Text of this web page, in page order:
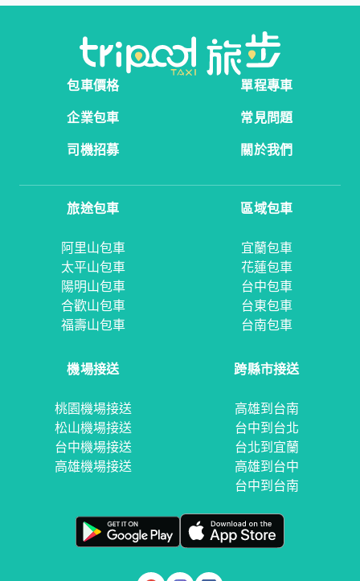
包車價格
單程專車
企業包車
常見問題
司機招募
關於我們
旅途包車
阿里山包車
太平山包車
陽明山包車
合歡山包車
福壽山包車
區域包車
宜蘭包車
花蓮包車
台中包車
台東包車
台南包車
機場接送
桃園機場接送
松山機場接送
台中機場接送
高雄機場接送
跨縣市接送
高雄到台南
台中到台北
台北到宜蘭
高雄到台中
台中到台南